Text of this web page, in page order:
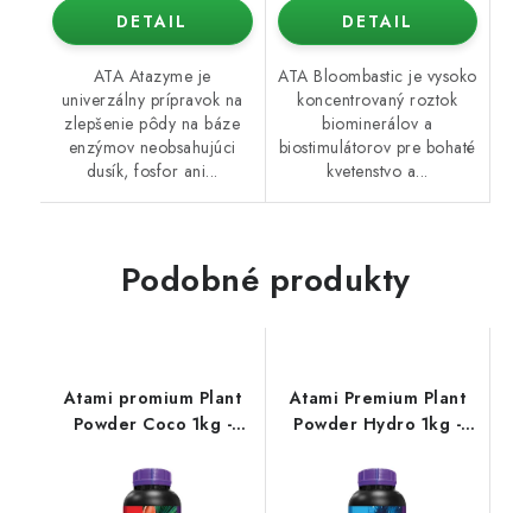
DETAIL
ATA Atazyme je
univerzálny prípravok na
zlepšenie pôdy na báze
enzýmov neobsahujúci
dusík, fosfor ani...
DETAIL
ATA Bloombastic je vysoko
koncentrovaný roztok
biominerálov a
biostimulátorov pre bohaté
kvetenstvo a...
Podobné produkty
Atami promium Plant
Powder Coco 1kg -
Atami Premium Plant
Powder Hydro 1kg -